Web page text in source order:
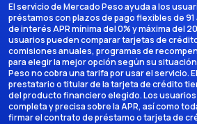
El servicio de Mercado Peso ayuda a los
préstamos con plazos de pago flexibles de 91
de interés APR mínima del 0% y máxima del
usuarios pueden comparar tarjetas de
comisiones anuales, programas de
para elegir la mejor opción según su
Peso no cobra una tarifa por usar el servicio.
prestatario o titular de la tarjeta de crédito
del producto financiero elegido. Los
completa y precisa sobre la APR, así como
firmar el contrato de préstamo o tarjeta de